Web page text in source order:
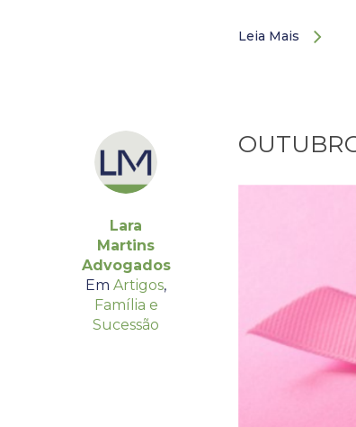
Leia Mais
Lara
Martins
Advogados
Em Artigos,
Família e
Sucessão